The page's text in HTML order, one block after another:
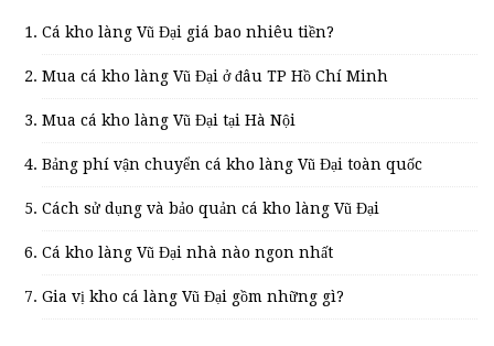
Cá kho làng Vũ Đại giá bao nhiêu tiền?
Mua cá kho làng Vũ Đại ở đâu TP Hồ Chí Minh
Mua cá kho làng Vũ Đại tại Hà Nội
Bảng phí vận chuyển cá kho làng Vũ Đại toàn quốc
Cách sử dụng và bảo quản cá kho làng Vũ Đại
Cá kho làng Vũ Đại nhà nào ngon nhất
Gia vị kho cá làng Vũ Đại gồm những gì?